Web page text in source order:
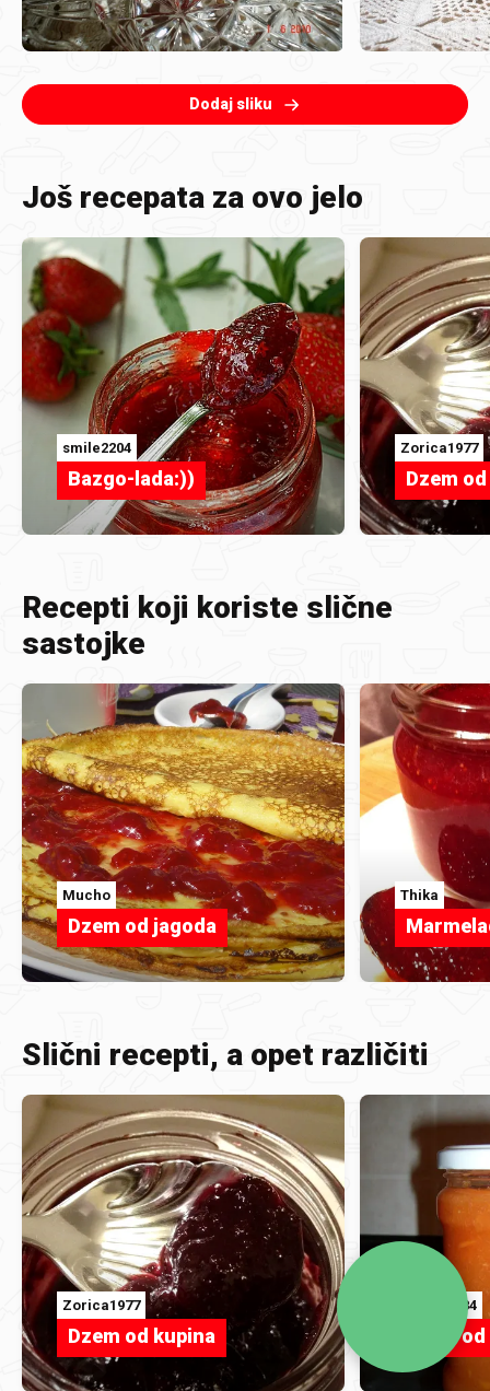
Dodaj sliku
Još recepata za ovo jelo
smile2204
Bazgo-lada:))
Zorica1977
Dzem
Recepti koji koriste slične
sastojke
Mucho
Dzem od jagoda
Thika
Slični recepti, a opet različiti
Zorica1977
Dzem od kupina
sanjas1984
Džem